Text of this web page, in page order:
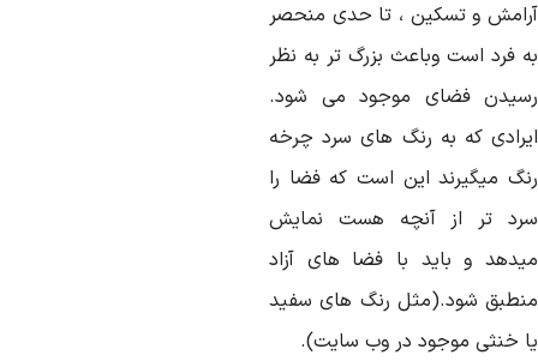
و تسکین ، تا حدی منحصر
فرد است وباعث بزرگ تر به نظر
فضای موجود می شود.
که به رنگ های سرد چرخه
میگیرند این است که فضا را
تر از آنچه هست نمایش
و باید با فضا های آزاد
شود.(مثل رنگ های سفید
خنثی موجود در وب سایت).